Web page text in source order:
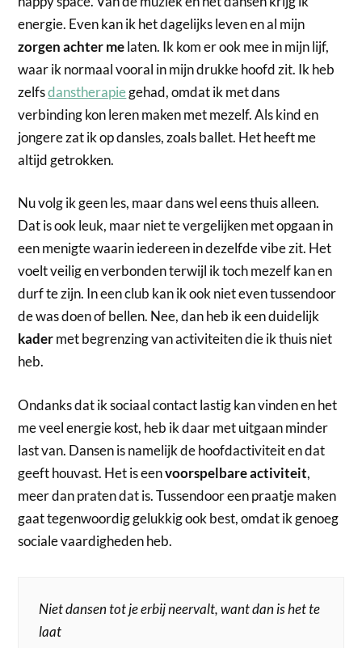
energie. Even kan ik het dagelijks leven en al mijn
zorgen achter melaten. Ik kom er ook mee in mijn lijf,
waar ik normaal vooral in mijn drukke hoofd zit. Ik heb
zelfsdanstherapiegehad, omdat ik met dans
verbinding kon leren maken met mezelf. Als kind en
jongere zat ik op dansles, zoals ballet. Het heeft me
altijd getrokken.
Nu volg ik geen les, maar dans wel eens thuis alleen.
Dat is ook leuk, maar niet te vergelijken met opgaan in
een menigte waarin iedereen in dezelfde vibe zit. Het
voelt veilig en verbonden terwijl ik toch mezelf kan en
durf te zijn. In een club kan ik ook niet even tussendoor
de was doen of bellen. Nee, dan heb ik een duidelijk
kadermet begrenzing van activiteiten die ik thuis niet
heb.
Ondanks dat ik sociaal contact lastig kan vinden en het
me veel energie kost, heb ik daar met uitgaan minder
last van. Dansen is namelijk de hoofdactiviteit en dat
geeft houvast. Het is eenvoorspelbare activiteit,
meer dan praten dat is. Tussendoor een praatje maken
gaat tegenwoordig gelukkig ook best, omdat ik genoeg
sociale vaardigheden heb.
Niet dansen tot je erbij neervalt, want dan is het te
laat